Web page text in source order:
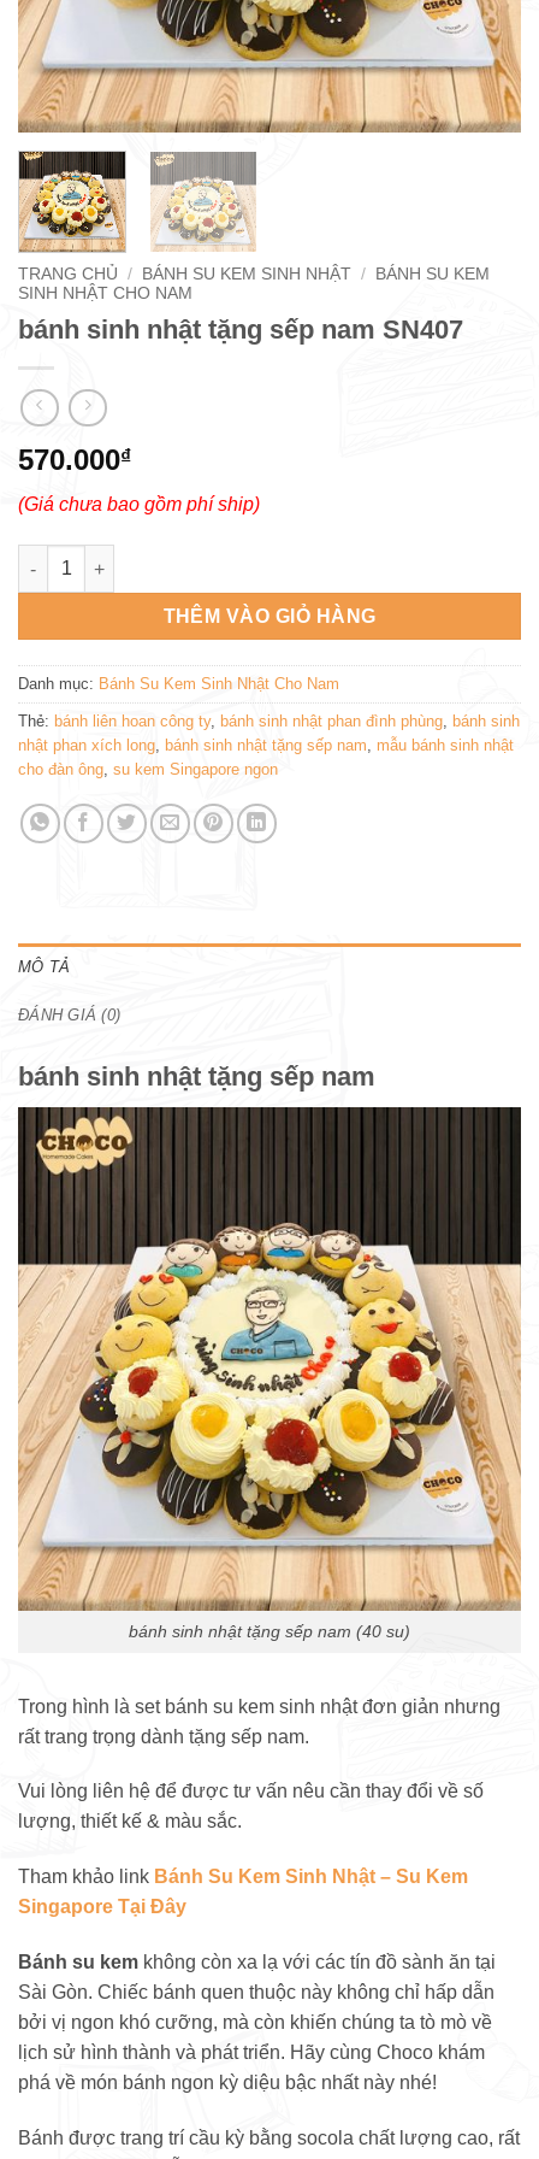
TRANG CHỦ / BÁNH SU KEM SINH NHẬT /
BÁNH SU KEM
SINH NHẬT CHO NAM
bánh sinh nhật tặng sếp nam SN407
570.000₫
(Giá chưa bao gồm phí ship)
bánh sinh nhật tặng sếp nam SN407 số lượng
THÊM VÀO GIỎ HÀNG
Danh mục: Bánh Su Kem Sinh Nhật Cho Nam
Thẻ: bánh liên hoan công ty, bánh sinh nhật phan đình phùng, bánh sinh
nhật phan xích long, bánh sinh nhật tặng sếp nam, mẫu bánh sinh nhật
cho đàn ông, su kem Singapore ngon
MÔ TẢ
ĐÁNH GIÁ (0)
bánh sinh nhật tặng sếp nam
bánh sinh nhật tặng sếp nam (40 su)
Trong hình là set bánh su kem sinh nhật đơn giản nhưng
rất trang trọng dành tặng sếp nam.
Vui lòng liên hệ để được tư vấn nêu cần thay đổi về số
lượng, thiết kế & màu sắc.
Tham khảo link Bánh Su Kem Sinh Nhật – Su Kem
Singapore Tại Đây
Bánh su kem không còn xa lạ với các tín đồ sành ăn tại
Sài Gòn. Chiếc bánh quen thuộc này không chỉ hấp dẫn
bởi vị ngon khó cưỡng, mà còn khiến chúng ta tò mò về
lịch sử hình thành và phát triển. Hãy cùng Choco khám
phá về món bánh ngon kỳ diệu bậc nhất này nhé!
Bánh được trang trí cầu kỳ bằng socola chất lượng cao, rất